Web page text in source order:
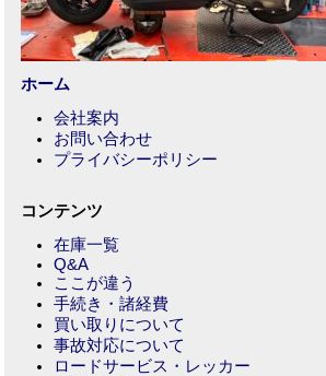
ホーム
会社案内
お問い合わせ
プライバシーポリシー
コンテンツ
在庫一覧
Q&A
ここが違う
手続き・諸経費
買い取りについて
事故対応について
ロードサービス・レッカー